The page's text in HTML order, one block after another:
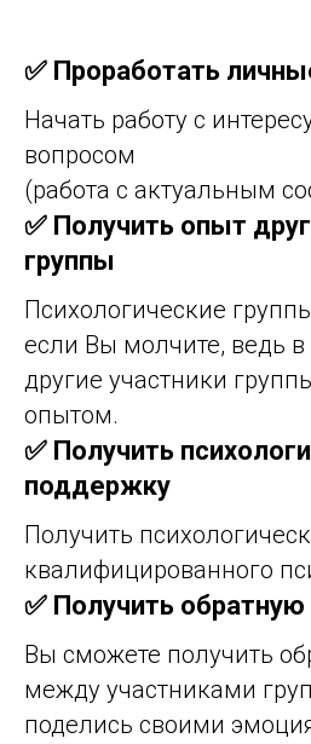
✅ Проработать
Начать работу с
вопросом
(работа с актуальным
✅ Получить опыт
группы
Психологические
если Вы молчите, ведь в
другие участники
опытом.
✅ Получить
поддержку
Получить
квалифицированного
✅ Получить обратную
Вы сможете получить
между участниками
поделись своими